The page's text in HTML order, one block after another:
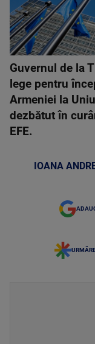
Guvernul de la
lege pentru
Armeniei la
dezbătut în
EFE.
IOANA